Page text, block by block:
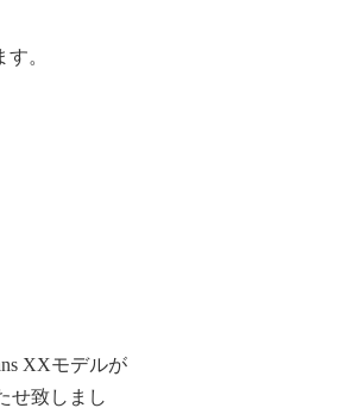
。
XXモデルが
せ致しまし